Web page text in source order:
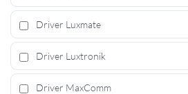
Driver Luxmate
Driver Luxtronik
Driver MaxComm